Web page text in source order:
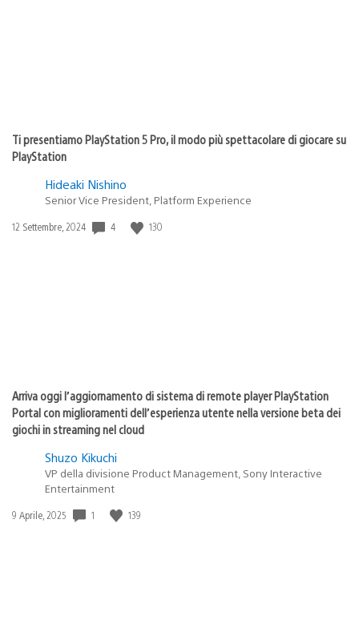
Ti presentiamo PlayStation 5 Pro, il modo più spettacolare di giocare su
PlayStation
Hideaki Nishino
Senior Vice President, Platform Experience
Data
12 Settembre, 2024 4 130
Arriva oggi l’aggiornamento di sistema di remote player PlayStation
Portal con miglioramenti dell’esperienza utente nella versione beta dei
giochi in streaming nel cloud
Shuzo Kikuchi
VP della divisione Product Management, Sony Interactive
Entertainment
Data
9 Aprile, 2025 1 139